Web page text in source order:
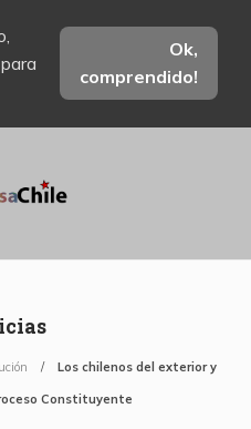
Ok,
comprendido!
Los chilenos del exterior y
Constituyente